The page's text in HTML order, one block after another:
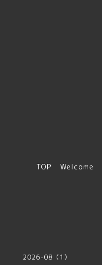
TOP Welcome
2026-08（1）